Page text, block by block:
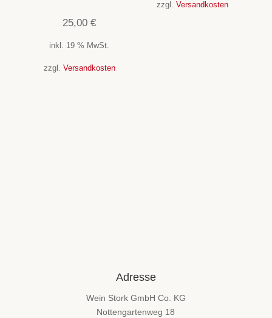
25,00€
inkl. 19 % MwSt.
zzgl. Versandkosten
zzgl.Versandkosten
Adresse
Wein Stork GmbH Co. KG
Nottengartenweg 18